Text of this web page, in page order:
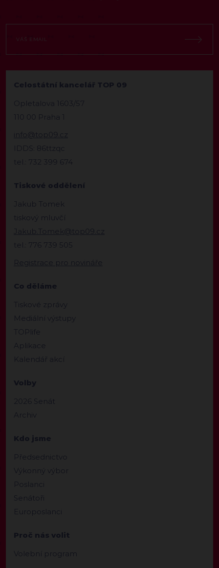
Celostátní kancelář TOP 09
Opletalova 1603/57
110 00 Praha 1
info@top09.cz
IDDS: 86ttzqc
tel.: 732 399 674
Tiskové oddělení
Jakub Tomek
tiskový mluvčí
Jakub.Tomek@top09.cz
tel.: 776 739 505
Registrace pro novináře
Co děláme
Tiskové zprávy
Mediální výstupy
TOPlife
Aplikace
Kalendář akcí
Volby
2026 Senát
Archiv
Kdo jsme
Předsednictvo
Výkonný výbor
Poslanci
Senátoři
Europoslanci
Proč nás volit
Volební program